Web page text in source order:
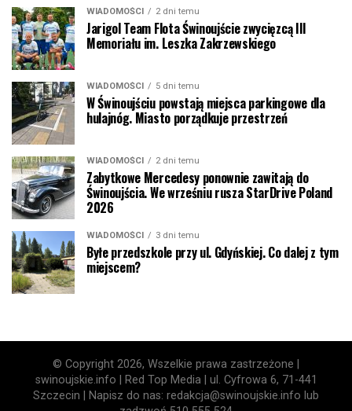
WIADOMOŚCI 2 dni temu
Jarigol Team Flota Świnoujście zwycięzcą III
Memoriału im. Leszka Zakrzewskiego
WIADOMOŚCI 5 dni temu
W Świnoujściu powstają miejsca parkingowe dla
hulajnóg. Miasto porządkuje przestrzeń
WIADOMOŚCI 2 dni temu
Zabytkowe Mercedesy ponownie zawitają do
Świnoujścia. We wrześniu rusza StarDrive Poland
2026
WIADOMOŚCI 3 dni temu
Byłe przedszkole przy ul. Gdyńskiej. Co dalej z tym
miejscem?
© Copyright 2026, Wszelkie prawa zastrzeżone |
swinoujskie.info | Red Top Media | ul. Cyfrowa 6, 71-441
Szczecin | Napisz do nas: redakcja@swinoujskie.info lub